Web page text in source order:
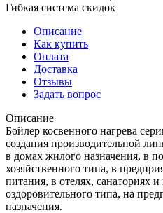
Гибкая система скидок
Описание
Как купить
Оплата
Доставка
Отзывы
Задать вопрос
Описание
Бойлер косвенного нагрева
создания производительной
в домах жилого назначения, в
хозяйственного типа, в
питания, в отелях, санаториях
оздоровительного типа, на
назначения.